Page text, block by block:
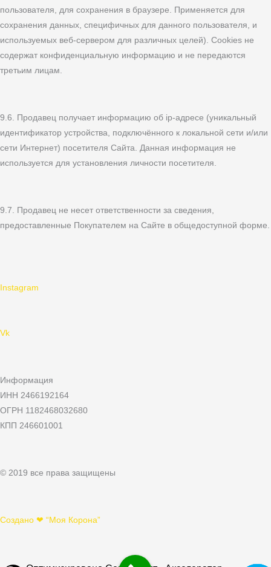
пользователя, для сохранения в браузере. Применяется для
сохранения данных, специфичных для данного пользователя, и
используемых веб-сервером для различных целей). Cookies не
содержат конфиденциальную информацию и не передаются
третьим лицам.
9.6. Продавец получает информацию об ip-адресе (уникальный
идентификатор устройства, подключённого к локальной сети и/или
сети Интернет) посетителя Сайта. Данная информация не
используется для установления личности посетителя.
9.7. Продавец не несет ответственности за сведения,
предоставленные Покупателем на Сайте в общедоступной форме.
Instagram
Vk
Информация
ИНН 2466192164
ОГРН 1182468032680
КПП 246601001
© 2019 все права защищены
Создано ❤ “Моя Корона”